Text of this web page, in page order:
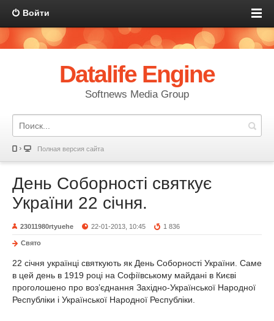
Войти
Datalife Engine
Softnews Media Group
Полная версия сайта
День Соборності святкує
України 22 січня.
23011980rtyuehe 22-01-2013, 10:45 1 836
Свято
22 січня українці святкують як День Соборності України. Саме
в цей день в 1919 році на Софіївському майдані в Києві
проголошено про воз’єднання Західно-Української Народної
Республіки і Української Народної Республіки.